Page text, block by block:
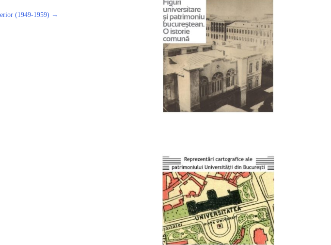
(1949-1959) →